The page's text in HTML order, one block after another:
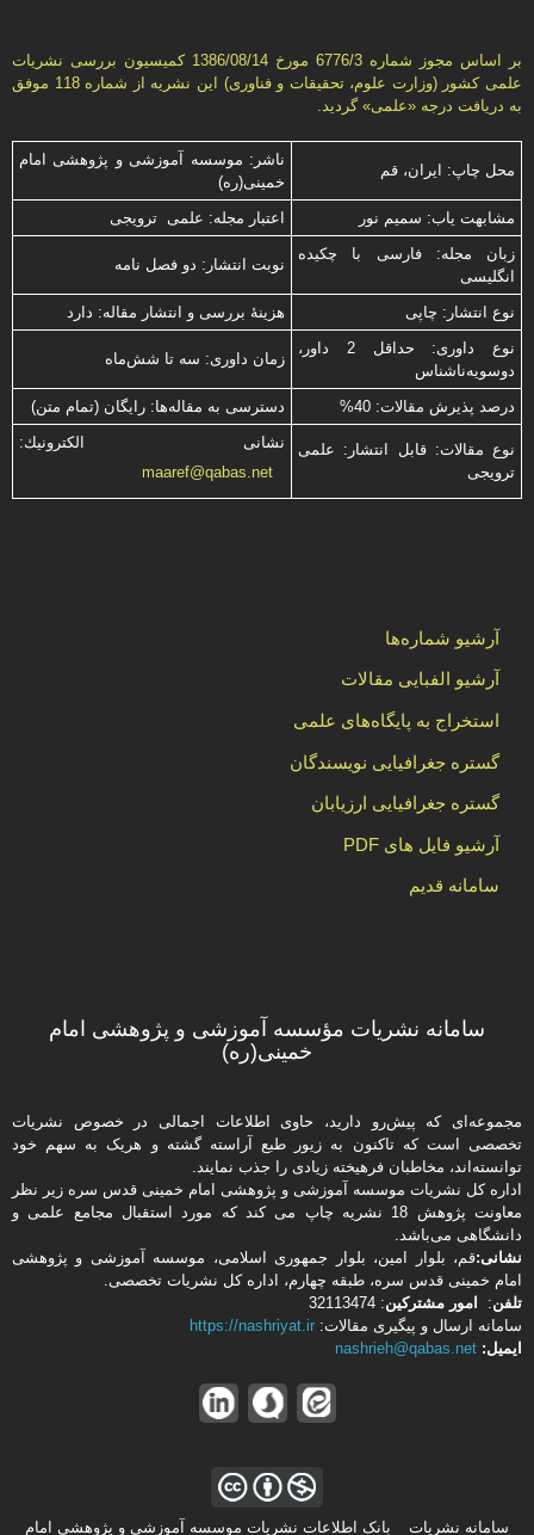
بر اساس مجوز شماره 6776/3 مورخ 1386/08/14 كمیسیون بررسى نشریات
علمى كشور (وزارت علوم، تحقیقات و فناورى) این نشریه از شماره 118 موفق
به دریافت درجه «علمى» گردید.
محل چاپ: ایران، قم
ناشر: موسسه آموزشی و پژوهشی امام
خمینی(ره)
مشابهت ياب: سميم نور
اعتبار مجله: علمی ترویجی
زبان مجله: فارسی با چكیده
انگلیسی
نوبت انتشار: دو فصل نامه
نوع انتشار: چاپی
هزینۀ بررسی و انتشار مقاله: دارد
نوع داوری: حداقل 2 داور،
دوسویه‌ناشناس
زمان داوری: سه تا شش‌ماه
درصد پذیرش مقالات: 40% دسترسی به مقاله‌ها: رایگان (تمام متن)
نوع مقالات: قابل انتشار: علمی
ترویجی
نشانی الكترونیك:
maaref@qabas.net
آرشیو شماره‌ها
آرشیو الفبایی مقالات
استخراج به پایگاه‌های علمی
گستره جغرافیایی نویسندگان
گستره جغرافیایی ارزیابان
آرشیو فایل های PDF
سامانه قدیم
سامانه نشریات مؤسسه آموزشی و پژوهشی امام
خمینی(ره)
مجموعه‌ای که پیش‌رو دارید،‌ حاوی اطلاعات اجمالی در خصوص نشریات
تخصصی است که تاکنون به زیور طبع آراسته گشته و هریک به سهم خود
توانسته‌اند، مخاطبان فرهیخته‌ زیادی را جذب نمایند.
اداره كل نشریات موسسه آموزشی و پژوهشی امام خمینی قدس سره زیر نظر
معاونت پژوهش 18 نشریه چاپ می کند که مورد استقبال مجامع علمی و
دانشگاهی می‌باشد.
نشانی:قم، بلوار امین، بلوار جمهوری اسلامی، موسسه آموزشی و پژوهشی
امام خمینی قدس سره، طبقه چهارم، اداره كل نشریات تخصصی.
تلفن: امور مشتركین: 32113474
سامانه ارسال و پیگیری مقالات: https://nashriyat.ir
ایمیل: nashrieh@qabas.net
سامانه نشریات _ بانک اطلاعات نشریات موسسه آموزشی و پژوهشی امام